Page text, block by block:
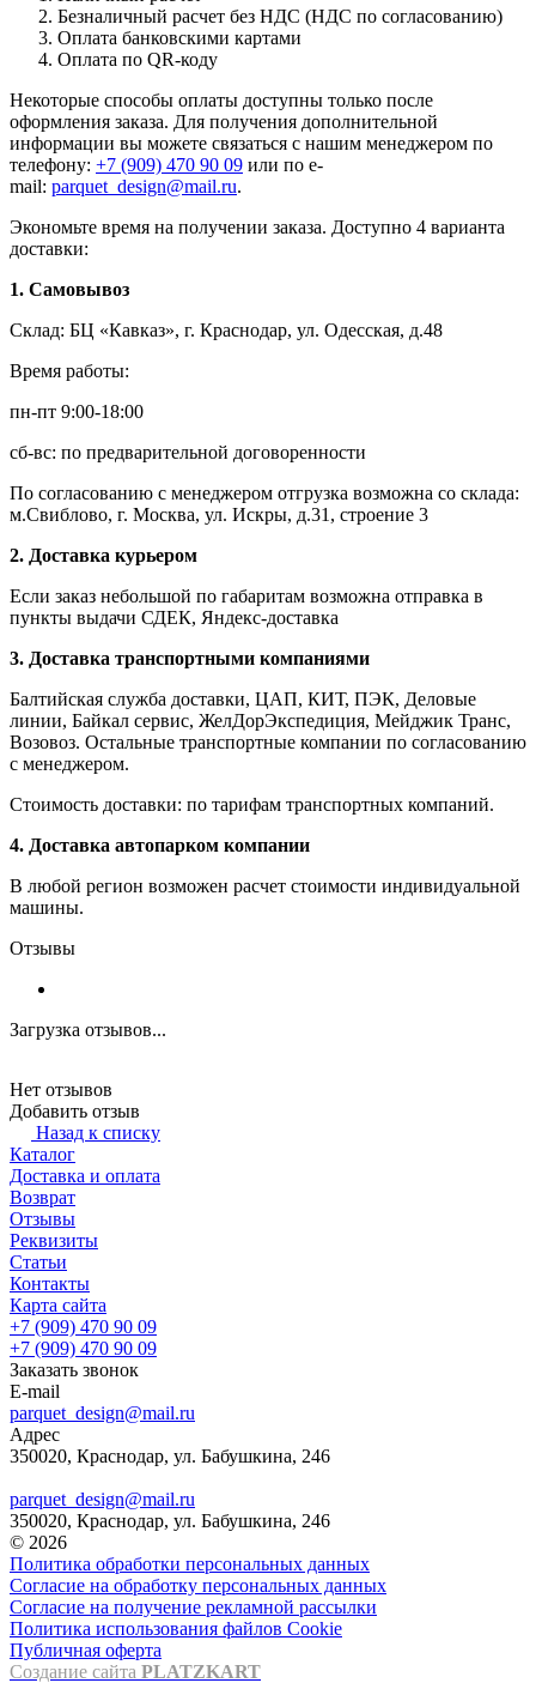
Безналичный расчет без НДС (НДС по согласованию)
Оплата банковскими картами
Оплата по QR-коду
Некоторые способы оплаты доступны только после
оформления заказа. Для получения дополнительной
информации вы можете связаться с нашим менеджером по
телефону: +7 (909) 470 90 09 или по e-
mail: parquet_design@mail.ru.
Экономьте время на получении заказа. Доступно 4 варианта
доставки:
1. Самовывоз
Склад: БЦ «Кавказ», г. Краснодар, ул. Одесская, д.48
Время работы:
пн-пт 9:00-18:00
сб-вс: по предварительной договоренности
По согласованию с менеджером отгрузка возможна со склада:
м.Свиблово, г. Москва, ул. Искры, д.31, строение 3
2. Доставка курьером
Если заказ небольшой по габаритам возможна отправка в
пункты выдачи СДЕК, Яндекс-доставка
3. Доставка транспортными компаниями
Балтийская служба доставки, ЦАП, КИТ, ПЭК, Деловые
линии, Байкал сервис, ЖелДорЭкспедиция, Мейджик Транс,
Возовоз. Остальные транспортные компании по согласованию
с менеджером.
Стоимость доставки: по тарифам транспортных компаний.
4. Доставка автопарком компании
В любой регион возможен расчет стоимости индивидуальной
машины.
Отзывы
Загрузка отзывов...
Нет отзывов
Добавить отзыв
Назад к списку
Каталог
Доставка и оплата
Возврат
Отзывы
Реквизиты
Статьи
Контакты
Карта сайта
+7 (909) 470 90 09
+7 (909) 470 90 09
Заказать звонок
E-mail
parquet_design@mail.ru
Адрес
350020, Краснодар, ул. Бабушкина, 246
parquet_design@mail.ru
350020, Краснодар, ул. Бабушкина, 246
© 2026
Политика обработки персональных данных
Согласие на обработку персональных данных
Согласие на получение рекламной рассылки
Политика использования файлов Cookie
Публичная оферта
Создание сайта PLATZKART